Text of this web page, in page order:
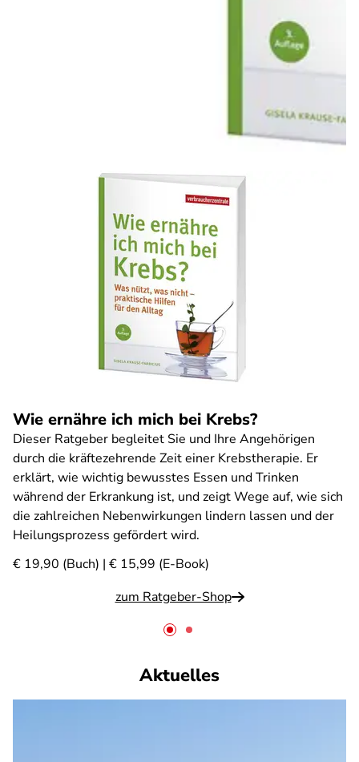
Wie ernähre ich mich bei Krebs?
Dieser Ratgeber begleitet Sie und Ihre Angehörigen
durch die kräftezehrende Zeit einer Krebstherapie. Er
erklärt, wie wichtig bewusstes Essen und Trinken
während der Erkrankung ist, und zeigt Wege auf, wie sich
die zahlreichen Nebenwirkungen lindern lassen und der
Heilungsprozess gefördert wird.
€ 19,90 (Buch) | € 15,99 (E-Book)
zum Ratgeber-Shop
Aktuelles